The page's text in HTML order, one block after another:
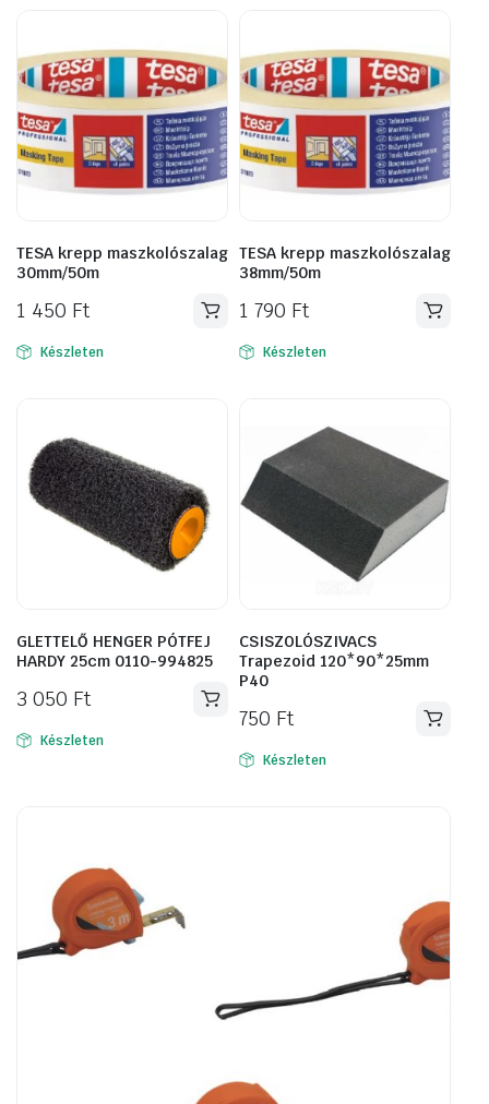
TESA krepp maszkolószalag
30mm/50m
1 450 Ft
Készleten
TESA krepp maszkolószalag
38mm/50m
1 790 Ft
Készleten
GLETTELŐ HENGER PÓTFEJ
HARDY 25cm 0110-994825
3 050 Ft
Készleten
CSISZOLÓSZIVACS
Trapezoid 120*90*25mm
P40
750 Ft
Készleten